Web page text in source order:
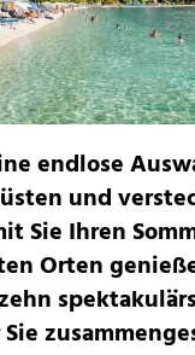
endlose
und
Sie Ihren
Orten